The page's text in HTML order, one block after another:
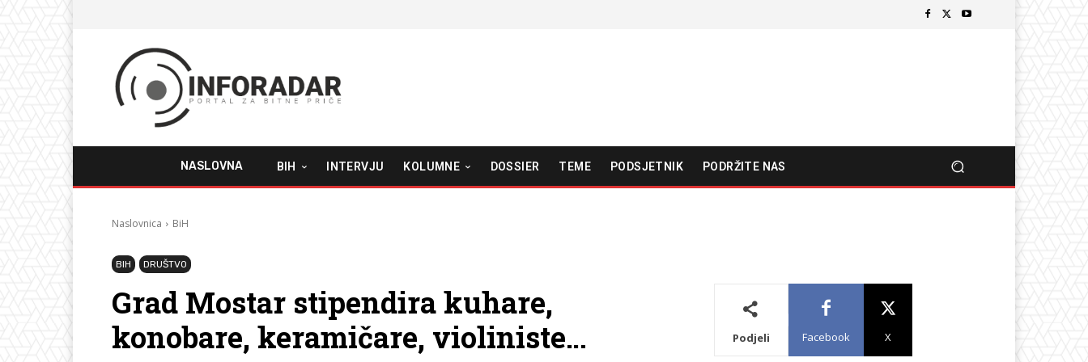
NASLOVNA BIH INTERVJU KOLUMNE DOSSIER TEME PODSJETNIK PODRŽITE NAS
Naslovnica BiH
BIH DRUŠTVO
Grad Mostar stipendira kuhare,
konobare, keramičare, violiniste…
Podjeli Facebook X